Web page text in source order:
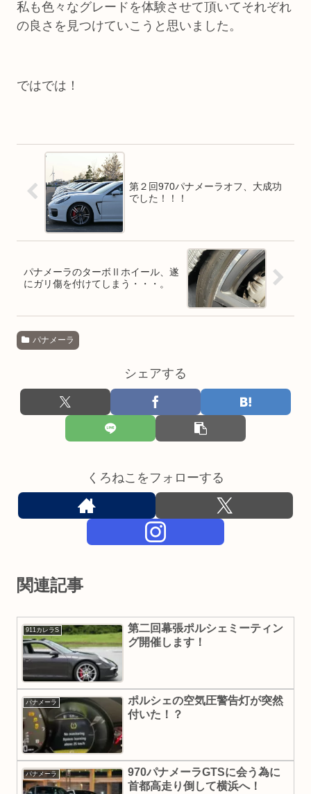
私も色々なグレードを体験させて頂いてそれぞれ
の良さを見つけていこうと思いました。
ではでは！
第２回970パナメーラオフ、大成功
でした！！！
パナメーラのターボⅡホイール、遂
にガリ傷を付けてしまう・・・。
パナメーラ
シェアする
くろねこをフォローする
関連記事
911カレラS
第二回幕張ポルシェミーティン
グ開催します！
パナメーラ
ポルシェの空気圧警告灯が突然
付いた！？
パナメーラ
970パナメーラGTSに会う為に
首都高走り倒して横浜へ！